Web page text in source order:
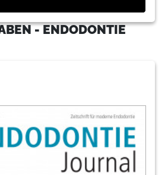
- ENDODONTIE